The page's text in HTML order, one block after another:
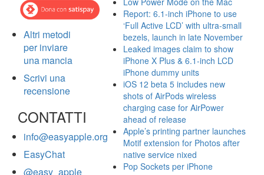
Altri metodi
per inviare
una mancia
Scrivi una
recensione
CONTATTI
info@easyapple.org
EasyChat
@easy_apple
Report: 6.1-inch iPhone to use
‘Full Active LCD’ with ultra-small
bezels, launch in late November
Leaked images claim to show
iPhone X Plus & 6.1-inch LCD
iPhone dummy units
iOS 12 beta 5 includes new
shots of AirPods wireless
charging case for AirPower
ahead of release
Apple’s printing partner launches
Motif extension for Photos after
native service nixed
Pop Sockets per iPhone